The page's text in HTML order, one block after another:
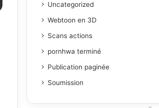
Uncategorized
Webtoon en 3D
Scans actions
pornhwa terminé
Publication paginée
Soumission